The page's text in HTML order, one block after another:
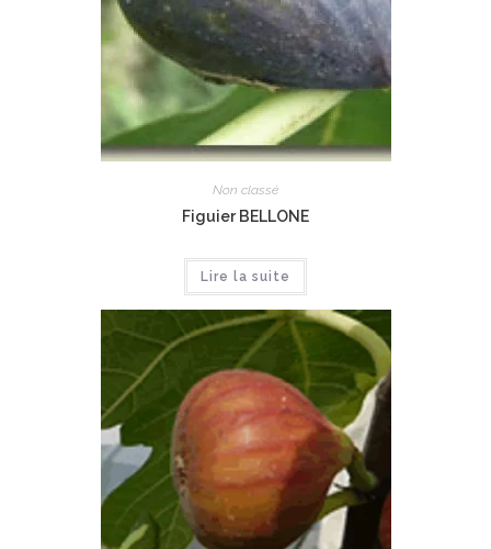
Non classé
Figuier BELLONE
Lire la suite